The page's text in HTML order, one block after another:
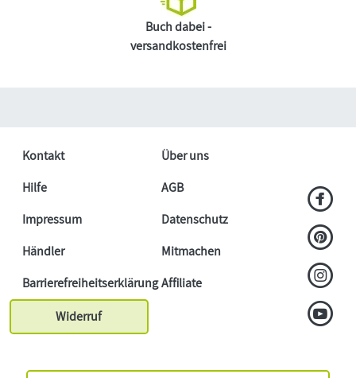
Buch dabei -
versandkostenfrei
Kontakt
Über uns
Hilfe
AGB
Impressum
Datenschutz
Händler
Mitmachen
BarrierefreiheitserklärungAffiliate
Widerruf